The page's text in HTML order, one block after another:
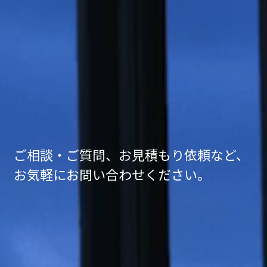
ご相談・ご質問、お見積もり依頼など、
お気軽にお問い合わせください。